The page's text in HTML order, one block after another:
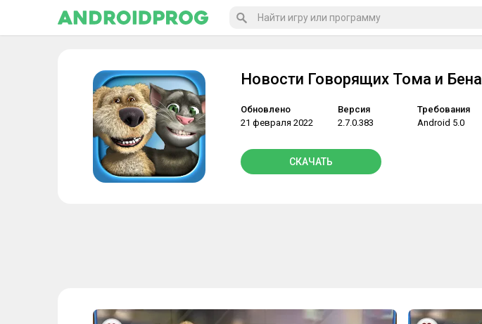
Новости Говорящих Тома и Бена
Обновлено
21 февраля 2022
Версия
2.7.0.383
Требования
Android 5.0
СКАЧАТЬ